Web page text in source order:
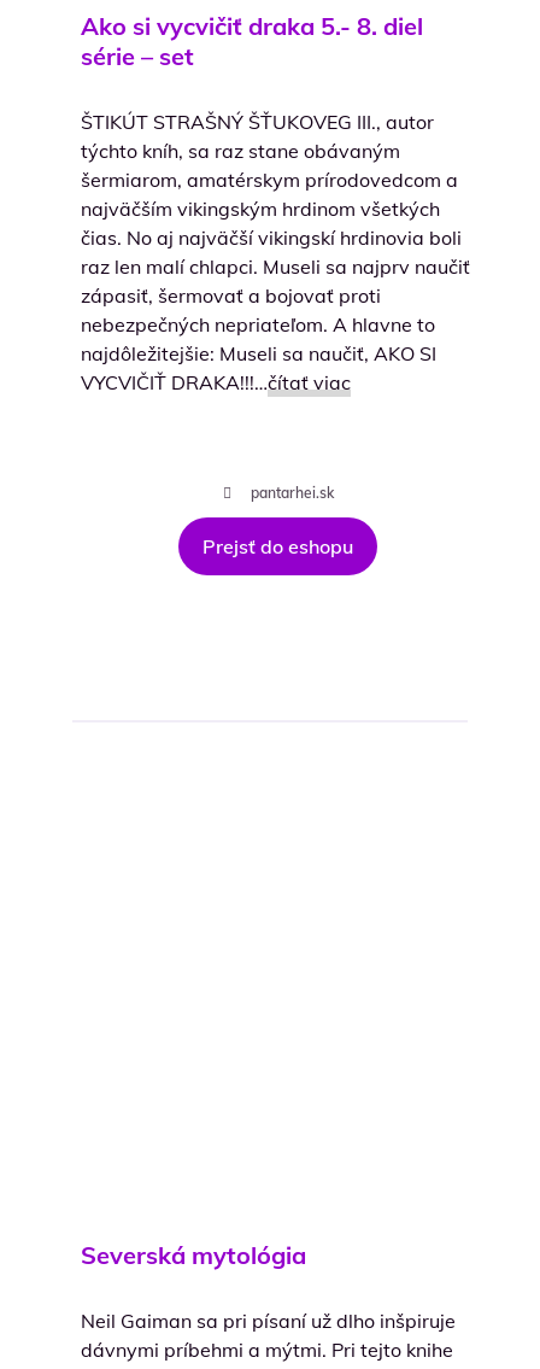
Ako si vycvičiť draka 5.- 8. diel
série – set
ŠTIKÚT STRAŠNÝ ŠŤUKOVEG III., autor
týchto kníh, sa raz stane obávaným
šermiarom, amatérskym prírodovedcom a
najväčším vikingským hrdinom všetkých
čias. No aj najväčší vikingskí hrdinovia boli
raz len malí chlapci. Museli sa najprv naučiť
zápasiť, šermovať a bojovať proti
nebezpečných nepriateľom. A hlavne to
najdôležitejšie: Museli sa naučiť, AKO SI
VYCVIČIŤ DRAKA!!!…čítať viac
pantarhei.sk
Prejsť do eshopu
Severská mytológia
Neil Gaiman sa pri písaní už dlho inšpiruje
dávnymi príbehmi a mýtmi. Pri tejto knihe